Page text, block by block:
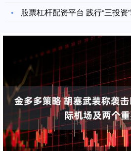
股票杠杆配资平台 践行“三投资”理